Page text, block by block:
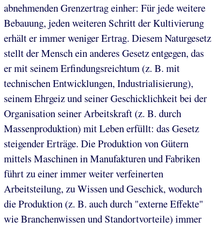
abnehmenden Grenzertrag einher: Für jede weitere
Bebauung, jeden weiteren Schritt der Kultivierung
erhält er immer weniger Ertrag. Diesem Naturgesetz
stellt der Mensch ein anderes Gesetz entgegen, das
er mit seinem Erfindungsreichtum (z. B. mit
technischen Entwicklungen, Industrialisierung),
seinem Ehrgeiz und seiner Geschicklichkeit bei der
Organisation seiner Arbeitskraft (z. B. durch
Massenproduktion) mit Leben erfüllt: das Gesetz
steigender Erträge. Die Produktion von Gütern
mittels Maschinen in Manufakturen und Fabriken
führt zu einer immer weiter verfeinerten
Arbeitsteilung, zu Wissen und Geschick, wodurch
die Produktion (z. B. auch durch "externe Effekte"
wie Branchenwissen und Standortvorteile) immer